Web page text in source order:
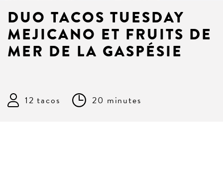
DUO TACOS TUESDAY
MEJICANO ET FRUITS DE
MER DE LA GASPÉSIE
12 tacos 20 minutes